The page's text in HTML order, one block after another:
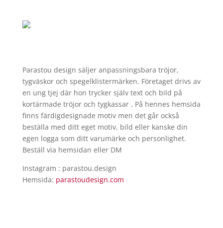
Parastou design säljer anpassningsbara tröjor,
tygväskor och spegelklistermärken. Företaget drivs av
en ung tjej där hon trycker själv text och bild på
kortärmade tröjor och tygkassar . På hennes hemsida
finns färdigdesignade motiv men det går också
beställa med ditt eget motiv, bild eller kanske din
egen logga som ditt varumärke och personlighet.
Beställ via hemsidan eller DM
Instagram : parastou.design
Hemsida: parastoudesign.com